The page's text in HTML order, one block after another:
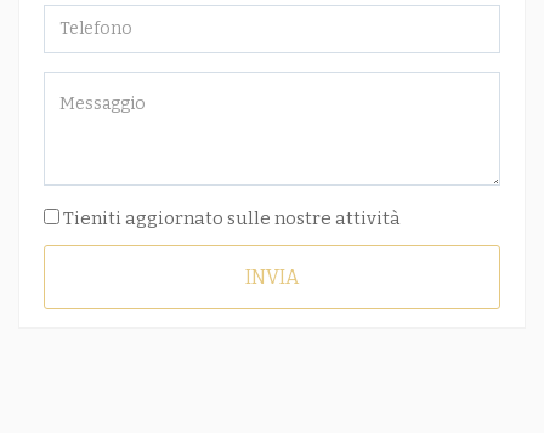
Tieniti aggiornato sulle nostre attività
INVIA